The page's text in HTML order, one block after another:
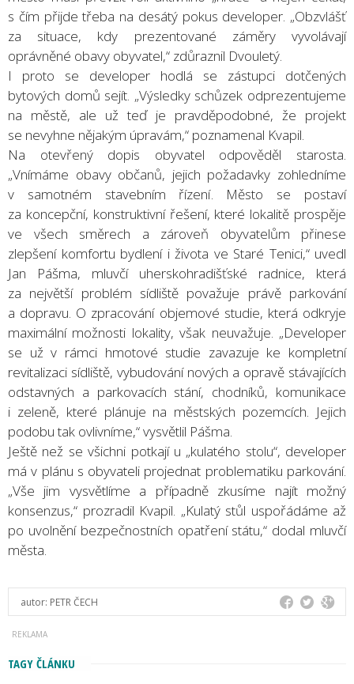
s čím přijde třeba na desátý pokus developer. „Obzvlášť
za situace, kdy prezentované záměry vyvolávají
oprávněné obavy obyvatel,“ zdůraznil Dvouletý.
I proto se developer hodlá se zástupci dotčených
bytových domů sejít. „Výsledky schůzek odprezentujeme
na městě, ale už teď je pravděpodobné, že projekt
se nevyhne nějakým úpravám,“ poznamenal Kvapil.
Na otevřený dopis obyvatel odpověděl starosta.
„Vnímáme obavy občanů, jejich požadavky zohledníme
v samotném stavebním řízení. Město se postaví
za koncepční, konstruktivní řešení, které lokalitě prospěje
ve všech směrech a zároveň obyvatelům přinese
zlepšení komfortu bydlení i života ve Staré Tenici,“ uvedl
Jan Pášma, mluvčí uherskohradišťské radnice, která
za největší problém sídliště považuje právě parkování
a dopravu. O zpracování objemové studie, která odkryje
maximální možnosti lokality, však neuvažuje. „Developer
se už v rámci hmotové studie zavazuje ke kompletní
revitalizaci sídliště, vybudování nových a opravě stávajících
odstavných a parkovacích stání, chodníků, komunikace
i zeleně, které plánuje na městských pozemcích. Jejich
podobu tak ovlivníme,“ vysvětlil Pášma.
Ještě než se všichni potkají u „kulatého stolu“, developer
má v plánu s obyvateli projednat problematiku parkování.
„Vše jim vysvětlíme a případně zkusíme najít možný
konsenzus,“ prozradil Kvapil. „Kulatý stůl uspořádáme až
po uvolnění bezpečnostních opatření státu,“ dodal mluvčí
města.
autor: PETR ČECH
TAGY ČLÁNKU